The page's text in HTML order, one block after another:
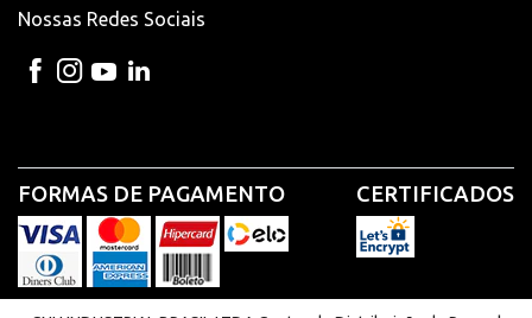
Nossas Redes Sociais
FORMAS DE PAGAMENTO CERTIFICADOS